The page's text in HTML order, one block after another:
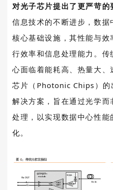
对光子芯片提出了更严苛
信息技术的不断进步，数
核心基础设施，其性能与
行效率和信息处理能力。
心面临着能耗高、热量大
芯片（ Photonic Chips ）
解决方案，旨在通过光学
处理，以实现数据中心性
化。